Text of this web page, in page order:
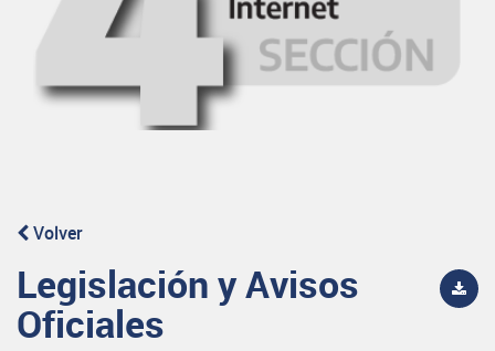
Volver
Legislación y Avisos
Oficiales